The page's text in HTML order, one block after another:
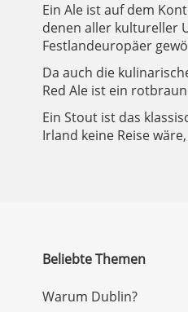
Ein Ale ist auf dem
denen aller kultureller
Festlandeuropäer
Da auch die
Red Ale ist ein
Ein Stout ist das
Irland keine Reise
Beliebte Themen
Warum Dublin?